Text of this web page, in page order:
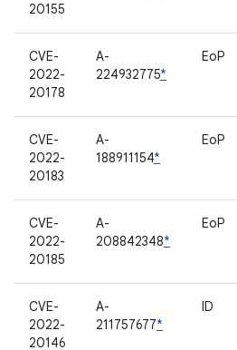
20155
CVE-
2022-
20178
A-
224932775*
EoP
CVE-
2022-
20183
A-
188911154*
EoP
CVE-
2022-
20185
A-
208842348*
EoP
CVE-
2022-
20146
A-
211757677*
ID